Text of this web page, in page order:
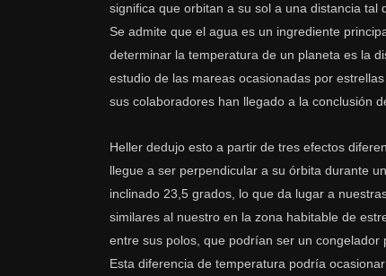
significa que orbitan a su sol a una distancia
Se admite que el agua es un ingrediente
determinar la temperatura de un planeta es la
estudio de las mareas ocasionadas por
sus colaboradores han llegado a la conclusión
Heller dedujo esto a partir de tres efectos
llegue a ser perpendicular a su órbita durante
inclinado 23,5 grados, lo que da lugar a
similares al nuestro en la zona habitable de
entre sus polos, que podrían ser un
Esta diferencia de temperatura podría